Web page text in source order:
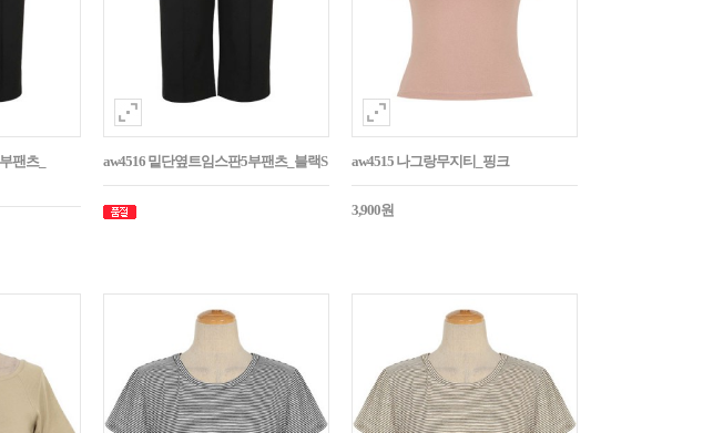
팬츠_
aw4516 밑단옆트임스판5부팬츠_블랙S aw4515 나그랑무지티_핑크
3,900원